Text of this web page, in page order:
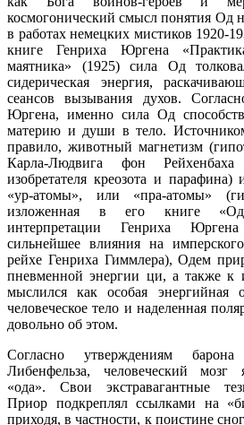
космогонический смысл понятия Од
в работах немецких мистиков 1920-
книге Генриха Юргена
маятника» (1925) сила Од
сидерическая энергия,
сеансов вызывания духов.
Юргена, именно сила Од
материю и души в тело.
правило, животный магнетизм
Карла-Людвига фон
изобретателя креозота и
«ур-атомы», или «пра-атомы»
изложенная в его книге
интерпретации Генриха
сильнейшее влияния на
рейхе Генриха Гиммлера), Одем
пневменной энергии ци, а также к
мыслился как особая энергийная
человеческое тело и наделенная
довольно об этом.
Согласно утверждениям
Либенфельза, человеческий мозг
«ода». Свои экстравагантные
Приор подкреплял ссылками на
приходя, в частности, к поистине